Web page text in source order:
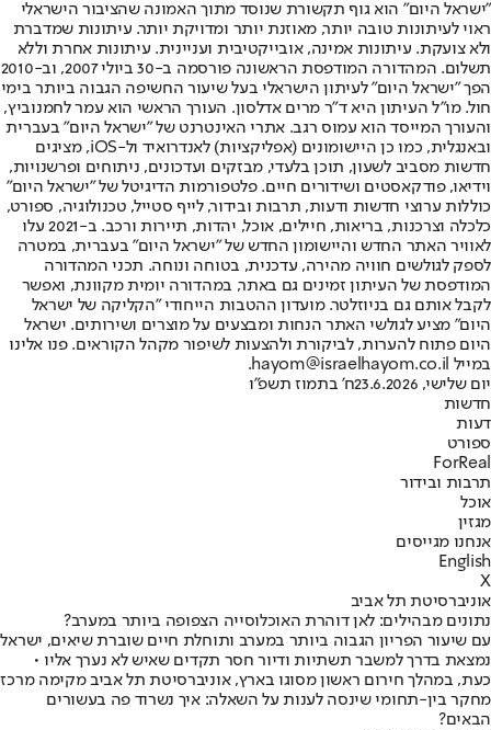
"ישראל היום" הוא גוף תקשורת שנוסד מתוך האמונה שהציבור הישראלי
ראוי לעיתונות טובה יותר, מאוזנת יותר ומדויקת יותר. עיתונות שמדברת
ולא צועקת. עיתונות אמינה, אובייקטיבית ועניינית. עיתונות אחרת וללא
תשלום. המהדורה המודפסת הראשונה פורסמה ב-30 ביולי 2007, וב-2010
הפך "ישראל היום" לעיתון הישראלי בעל שיעור החשיפה הגבוה ביותר בימי
חול. מו"ל העיתון היא ד"ר מרים אדלסון. העורך הראשי הוא עמר לחמנוביץ,
והעורך המייסד הוא עמוס רגב. אתרי האינטרנט של "ישראל היום" בעברית
ובאנגלית, כמו כן היישומונים (אפליקציות) לאנדרואיד ול-iOS, מציגים
חדשות מסביב לשעון, תוכן בלעדי, מבזקים ועדכונים, ניתוחים ופרשנויות,
וידיאו, פודקאסטים ושידורים חיים. פלטפורמות הדיגיטל של "ישראל היום"
כוללות ערוצי חדשות ודעות, תרבות ובידור, לייף סטייל, טכנולוגיה, ספורט,
כלכלה וצרכנות, בריאות, חיילים, אוכל, יהדות, תיירות ורכב. ב-2021 עלו
לאוויר האתר החדש והיישומון החדש של "ישראל היום" בעברית, במטרה
לספק לגולשים חוויה מהירה, עדכנית, בטוחה ונוחה. תכני המהדורה
המודפסת של העיתון זמינים גם באתר, במהדורה יומית מקוונת, ואפשר
לקבל אותם גם בניוזלטר. מועדון ההטבות הייחודי "הקליקה של ישראל
היום" מציע לגולשי האתר הנחות ומבצעים על מוצרים ושירותים. ישראל
היום פתוח להערות, לביקורת ולהצעות לשיפור מקהל הקוראים. פנו אלינו
במייל hayom@israelhayom.co.il.
יום שלישי, 23.6.2026
ח' בתמוז תשפ"ו
חדשות
דעות
ספורט
ForReal
תרבות ובידור
אוכל
מגזין
אנחנו מגייסים
English
X
אוניברסיטת תל אביב
נתונים מבהילים: לאן דוהרת האוכלוסייה הצפופה ביותר במערב?
עם שיעור הפריון הגבוה ביותר במערב ותוחלת חיים שוברת שיאים, ישראל
נמצאת בדרך למשבר תשתיות ודיור חסר תקדים שאיש לא נערך אליו •
כעת, במהלך חירום ראשון מסוגו בארץ, אוניברסיטת תל אביב מקימה מרכז
מחקר בין-תחומי שינסה לענות על השאלה: איך נשרוד פה בעשורים
הבאים?